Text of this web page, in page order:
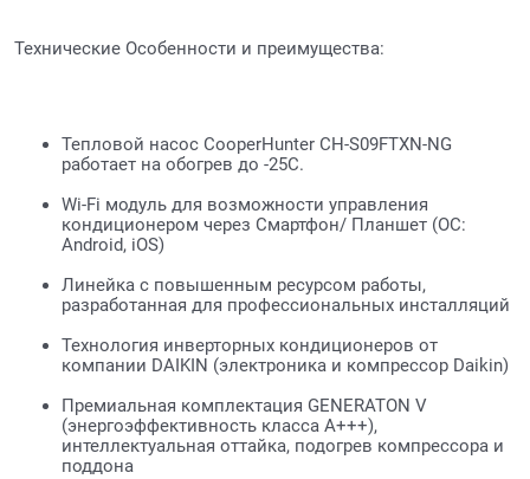
Технические Особенности и преимущества:
Тепловой насос CooperHunter CH-S09FTXN-NG
работает на обогрев до -25C.
Wi-Fi модуль для возможности управления
кондиционером через Смартфон/ Планшет (ОС:
Android, iOS)
Линейка с повышенным ресурсом работы,
разработанная для профессиональных инсталляций
Технология инверторных кондиционеров от
компании DAIKIN (электроника и компрессор Daikin)
Премиальная комплектация GENERATON V
(энергоэффективность класса A+++),
интеллектуальная оттайка, подогрев компрессора и
поддона